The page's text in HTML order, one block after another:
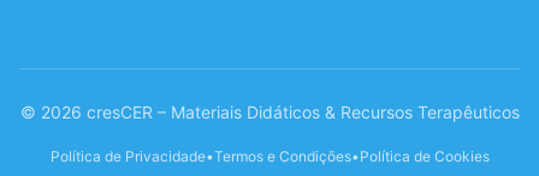
© 2026 cresCER – Materiais Didáticos & Recursos Terapêuticos
Política de Privacidade•Termos e Condições•Política de Cookies